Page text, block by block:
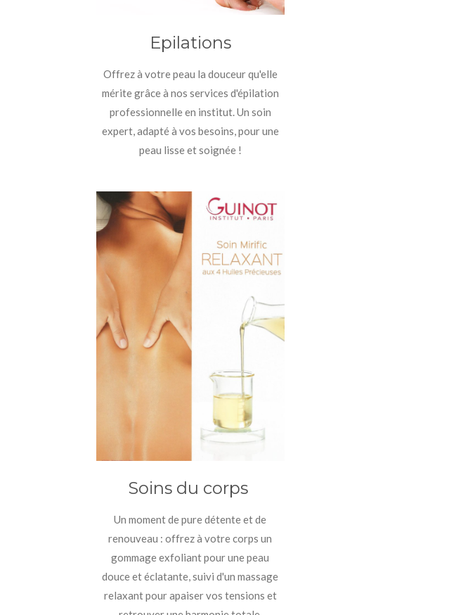
Epilations
Offrez à votre peau la douceur qu'elle
mérite grâce à nos services d'épilation
professionnelle en institut. Un soin
expert, adapté à vos besoins, pour une
peau lisse et soignée !
Soins du corps
Un moment de pure détente et de
renouveau : offrez à votre corps un
gommage exfoliant pour une peau
douce et éclatante, suivi d'un massage
relaxant pour apaiser vos tensions et